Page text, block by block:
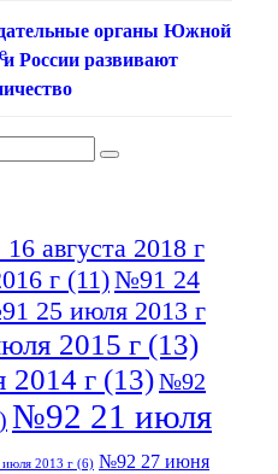
органы Южной
России развивают
августа 2018 г
г (11)№91 24
25 июля 2013 г
2015 г (13)
г (13)№92
№92 21 июля
2013 г (6) №92 27 июня